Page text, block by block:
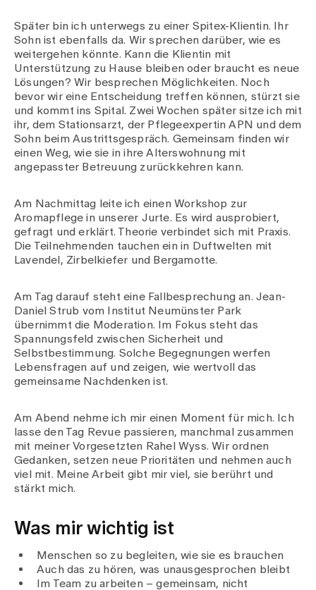
Später bin ich unterwegs zu einer Spitex-Klientin. Ihr
Sohn ist ebenfalls da. Wir sprechen darüber, wie es
weitergehen könnte. Kann die Klientin mit
Unterstützung zu Hause bleiben oder braucht es neue
Lösungen? Wir besprechen Möglichkeiten. Noch
bevor wir eine Entscheidung treffen können, stürzt sie
und kommt ins Spital. Zwei Wochen später sitze ich mit
ihr, dem Stationsarzt, der Pflegeexpertin APN und dem
Sohn beim Austrittsgespräch. Gemeinsam finden wir
einen Weg, wie sie in ihre Alterswohnung mit
angepasster Betreuung zurückkehren kann.
Am Nachmittag leite ich einen Workshop zur
Aromapflege in unserer Jurte. Es wird ausprobiert,
gefragt und erklärt. Theorie verbindet sich mit Praxis.
Die Teilnehmenden tauchen ein in Duftwelten mit
Lavendel, Zirbelkiefer und Bergamotte.
Am Tag darauf steht eine Fallbesprechung an. Jean-
Daniel Strub vom Institut Neumünster Park
übernimmt die Moderation. Im Fokus steht das
Spannungsfeld zwischen Sicherheit und
Selbstbestimmung. Solche Begegnungen werfen
Lebensfragen auf und zeigen, wie wertvoll das
gemeinsame Nachdenken ist.
Am Abend nehme ich mir einen Moment für mich. Ich
lasse den Tag Revue passieren, manchmal zusammen
mit meiner Vorgesetzten Rahel Wyss. Wir ordnen
Gedanken, setzen neue Prioritäten und nehmen auch
viel mit. Meine Arbeit gibt mir viel, sie berührt und
stärkt mich.
Was mir wichtig ist
Menschen so zu begleiten, wie sie es brauchen
Auch das zu hören, was unausgesprochen bleibt
Im Team zu arbeiten – gemeinsam, nicht